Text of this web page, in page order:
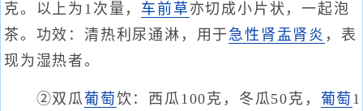
克。以上为1次量， 车前草 亦切成小片状，一起泡
茶。功效：清热利尿通淋，用于 急性肾盂肾炎 ，表
现为湿热者。
②双瓜葡萄饮：西瓜100克，冬瓜50克， 葡萄 1